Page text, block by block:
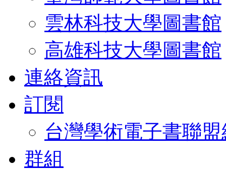
雲林科技大學圖書館
高雄科技大學圖書館
連絡資訊
訂閱
台灣學術電子書聯
群組